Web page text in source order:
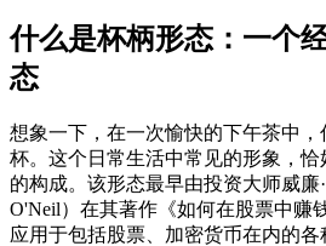
什么是杯柄形态：一个
态
想象一下，在一次愉快的下午茶中
杯。这个日常生活中常见的形象，恰
的构成。该形态最早由投资大师威廉
O'Neil）在其著作《如何在股票中赚
应用于包括股票、加密货币在内的各